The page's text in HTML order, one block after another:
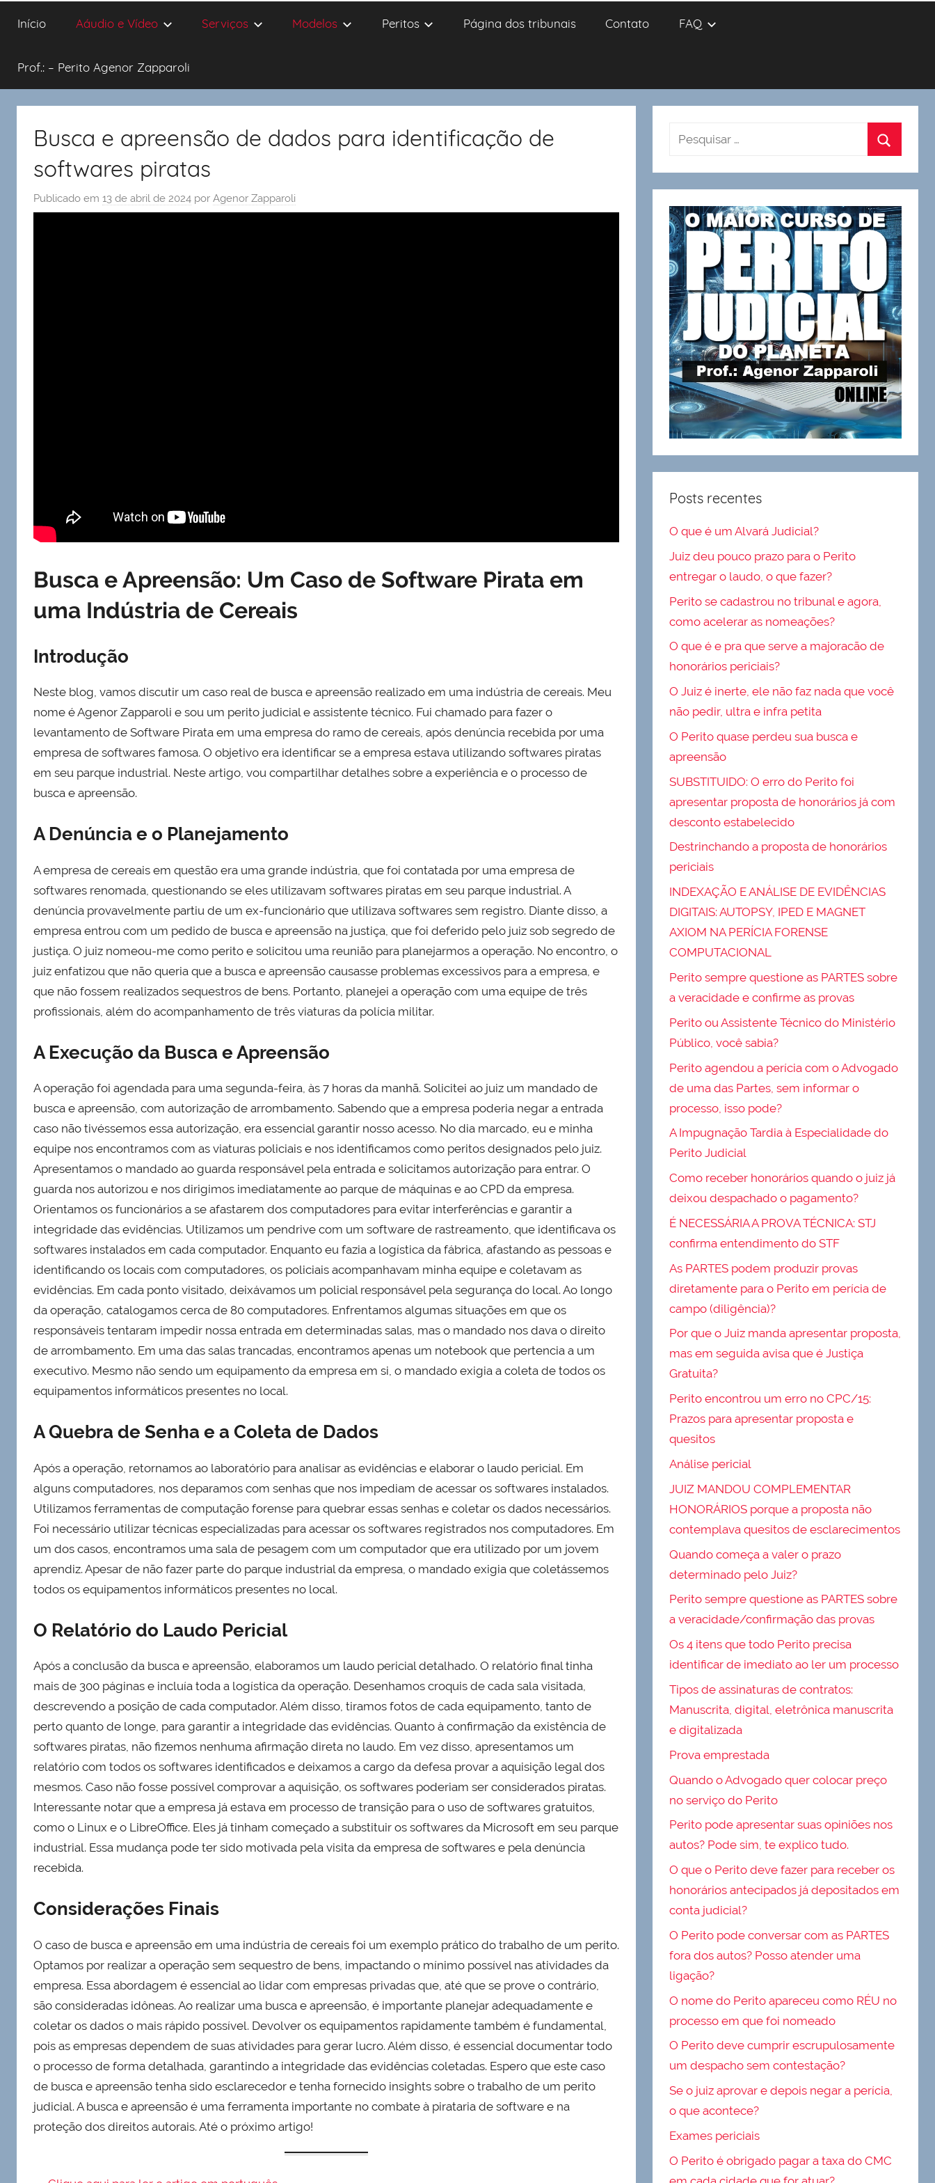
Início Aáudio e Vídeo Serviços Modelos Peritos Página dos tribunais Contato FAQ
Prof.: – Perito Agenor Zapparoli
Busca e apreensão de dados para identificação de
softwares piratas
Publicado em 13 de abril de 2024 por Agenor Zapparoli
Busca e Apreensão: Um Caso de Software Pirata em
uma Indústria de Cereais
Introdução
Neste blog, vamos discutir um caso real de busca e apreensão realizado em uma indústria de cereais. Meu
nome é Agenor Zapparoli e sou um perito judicial e assistente técnico. Fui chamado para fazer o
levantamento de Software Pirata em uma empresa do ramo de cereais, após denúncia recebida por uma
empresa de softwares famosa. O objetivo era identificar se a empresa estava utilizando softwares piratas
em seu parque industrial. Neste artigo, vou compartilhar detalhes sobre a experiência e o processo de
busca e apreensão.
A Denúncia e o Planejamento
A empresa de cereais em questão era uma grande indústria, que foi contatada por uma empresa de
softwares renomada, questionando se eles utilizavam softwares piratas em seu parque industrial. A
denúncia provavelmente partiu de um ex-funcionário que utilizava softwares sem registro. Diante disso, a
empresa entrou com um pedido de busca e apreensão na justiça, que foi deferido pelo juiz sob segredo de
justiça. O juiz nomeou-me como perito e solicitou uma reunião para planejarmos a operação. No encontro, o
juiz enfatizou que não queria que a busca e apreensão causasse problemas excessivos para a empresa, e
que não fossem realizados sequestros de bens. Portanto, planejei a operação com uma equipe de três
profissionais, além do acompanhamento de três viaturas da polícia militar.
A Execução da Busca e Apreensão
A operação foi agendada para uma segunda-feira, às 7 horas da manhã. Solicitei ao juiz um mandado de
busca e apreensão, com autorização de arrombamento. Sabendo que a empresa poderia negar a entrada
caso não tivéssemos essa autorização, era essencial garantir nosso acesso. No dia marcado, eu e minha
equipe nos encontramos com as viaturas policiais e nos identificamos como peritos designados pelo juiz.
Apresentamos o mandado ao guarda responsável pela entrada e solicitamos autorização para entrar. O
guarda nos autorizou e nos dirigimos imediatamente ao parque de máquinas e ao CPD da empresa.
Orientamos os funcionários a se afastarem dos computadores para evitar interferências e garantir a
integridade das evidências. Utilizamos um pendrive com um software de rastreamento, que identificava os
softwares instalados em cada computador. Enquanto eu fazia a logística da fábrica, afastando as pessoas e
identificando os locais com computadores, os policiais acompanhavam minha equipe e coletavam as
evidências. Em cada ponto visitado, deixávamos um policial responsável pela segurança do local. Ao longo
da operação, catalogamos cerca de 80 computadores. Enfrentamos algumas situações em que os
responsáveis tentaram impedir nossa entrada em determinadas salas, mas o mandado nos dava o direito
de arrombamento. Em uma das salas trancadas, encontramos apenas um notebook que pertencia a um
executivo. Mesmo não sendo um equipamento da empresa em si, o mandado exigia a coleta de todos os
equipamentos informáticos presentes no local.
A Quebra de Senha e a Coleta de Dados
Após a operação, retornamos ao laboratório para analisar as evidências e elaborar o laudo pericial. Em
alguns computadores, nos deparamos com senhas que nos impediam de acessar os softwares instalados.
Utilizamos ferramentas de computação forense para quebrar essas senhas e coletar os dados necessários.
Foi necessário utilizar técnicas especializadas para acessar os softwares registrados nos computadores. Em
um dos casos, encontramos uma sala de pesagem com um computador que era utilizado por um jovem
aprendiz. Apesar de não fazer parte do parque industrial da empresa, o mandado exigia que coletássemos
todos os equipamentos informáticos presentes no local.
O Relatório do Laudo Pericial
Após a conclusão da busca e apreensão, elaboramos um laudo pericial detalhado. O relatório final tinha
mais de 300 páginas e incluía toda a logística da operação. Desenhamos croquis de cada sala visitada,
descrevendo a posição de cada computador. Além disso, tiramos fotos de cada equipamento, tanto de
perto quanto de longe, para garantir a integridade das evidências. Quanto à confirmação da existência de
softwares piratas, não fizemos nenhuma afirmação direta no laudo. Em vez disso, apresentamos um
relatório com todos os softwares identificados e deixamos a cargo da defesa provar a aquisição legal dos
mesmos. Caso não fosse possível comprovar a aquisição, os softwares poderiam ser considerados piratas.
Interessante notar que a empresa já estava em processo de transição para o uso de softwares gratuitos,
como o Linux e o LibreOffice. Eles já tinham começado a substituir os softwares da Microsoft em seu parque
industrial. Essa mudança pode ter sido motivada pela visita da empresa de softwares e pela denúncia
recebida.
Considerações Finais
O caso de busca e apreensão em uma indústria de cereais foi um exemplo prático do trabalho de um perito.
Optamos por realizar a operação sem sequestro de bens, impactando o mínimo possível nas atividades da
empresa. Essa abordagem é essencial ao lidar com empresas privadas que, até que se prove o contrário,
são consideradas idôneas. Ao realizar uma busca e apreensão, é importante planejar adequadamente e
coletar os dados o mais rápido possível. Devolver os equipamentos rapidamente também é fundamental,
pois as empresas dependem de suas atividades para gerar lucro. Além disso, é essencial documentar todo
o processo de forma detalhada, garantindo a integridade das evidências coletadas. Espero que este caso
de busca e apreensão tenha sido esclarecedor e tenha fornecido insights sobre o trabalho de um perito
judicial. A busca e apreensão é uma ferramenta importante no combate à pirataria de software e na
proteção dos direitos autorais. Até o próximo artigo!
Posts recentes
O que é um Alvará Judicial?
Juiz deu pouco prazo para o Perito
entregar o laudo, o que fazer?
Perito se cadastrou no tribunal e agora,
como acelerar as nomeações?
O que é e pra que serve a majoracão de
honorários periciais?
O Juiz é inerte, ele não faz nada que você
não pedir, ultra e infra petita
O Perito quase perdeu sua busca e
apreensão
SUBSTITUIDO: O erro do Perito foi
apresentar proposta de honorários já com
desconto estabelecido
Destrinchando a proposta de honorários
periciais
INDEXAÇÃO E ANÁLISE DE EVIDÊNCIAS
DIGITAIS: AUTOPSY, IPED E MAGNET
AXIOM NA PERÍCIA FORENSE
COMPUTACIONAL
Perito sempre questione as PARTES sobre
a veracidade e confirme as provas
Perito ou Assistente Técnico do Ministério
Público, você sabia?
Perito agendou a perícia com o Advogado
de uma das Partes, sem informar o
processo, isso pode?
A Impugnação Tardia à Especialidade do
Perito Judicial
Como receber honorários quando o juiz já
deixou despachado o pagamento?
É NECESSÁRIA A PROVA TÉCNICA: STJ
confirma entendimento do STF
As PARTES podem produzir provas
diretamente para o Perito em perícia de
campo (diligência)?
Por que o Juiz manda apresentar proposta,
mas em seguida avisa que é Justiça
Gratuita?
Perito encontrou um erro no CPC/15:
Prazos para apresentar proposta e
quesitos
Análise pericial
JUIZ MANDOU COMPLEMENTAR
HONORÁRIOS porque a proposta não
contemplava quesitos de esclarecimentos
Quando começa a valer o prazo
determinado pelo Juiz?
Perito sempre questione as PARTES sobre
a veracidade/confirmação das provas
Os 4 itens que todo Perito precisa
identificar de imediato ao ler um processo
Tipos de assinaturas de contratos:
Manuscrita, digital, eletrônica manuscrita
e digitalizada
Prova emprestada
Quando o Advogado quer colocar preço
no serviço do Perito
Perito pode apresentar suas opiniões nos
autos? Pode sim, te explico tudo.
O que o Perito deve fazer para receber os
honorários antecipados já depositados em
conta judicial?
O Perito pode conversar com as PARTES
fora dos autos? Posso atender uma
ligação?
O nome do Perito apareceu como RÉU no
processo em que foi nomeado
O Perito deve cumprir escrupulosamente
um despacho sem contestação?
Se o juiz aprovar e depois negar a perícia,
o que acontece?
Exames periciais
O Perito é obrigado pagar a taxa do CMC